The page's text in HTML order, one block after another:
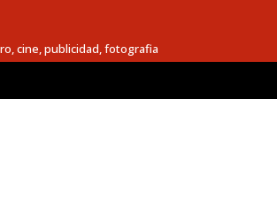
cine, publicidad, fotografia